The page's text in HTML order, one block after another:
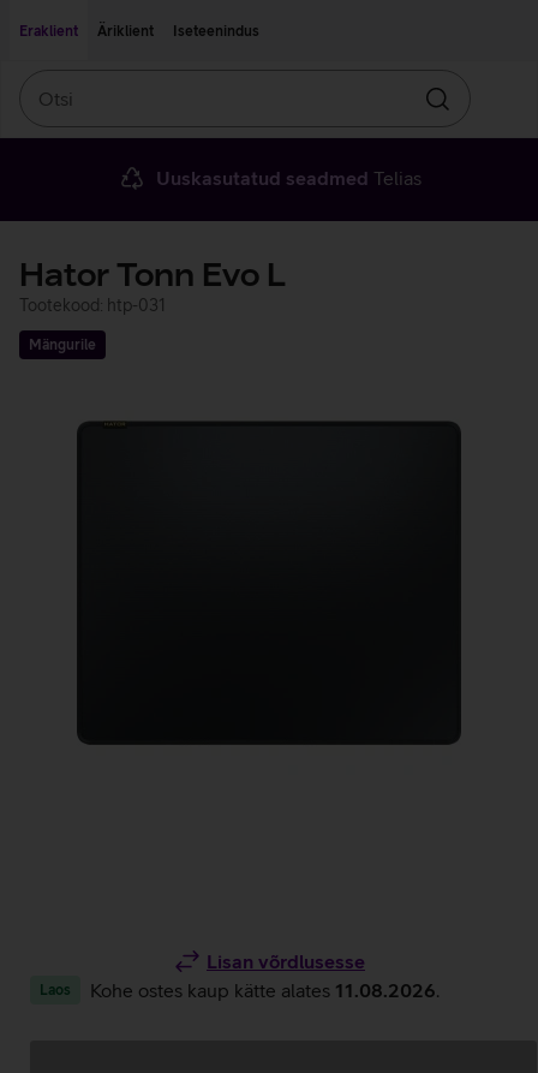
Eraklient
Äriklient Iseteenindus
Otsin
Uuskasutatud seadmed Telias
Hator Tonn Evo L
Tootekood: htp-031
Mängurile
Lisan võrdlusesse
Laos Kohe ostes kaup kätte alates 11.08.2026